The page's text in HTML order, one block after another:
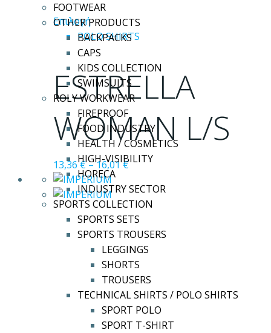
FOOTWEAR
OTHER PRODUCTS
BACKPACKS
CAPS
KIDS COLLECTION
SWIMSUITS
ROLY WORKWEAR
FIREPROOF
FOOD INDUSTRY
HEALTH / COSMETICS
HIGH-VISIBILITY
HORECA
INDUSTRY SECTOR
SPORTS COLLECTION
SPORTS SETS
SPORTS TROUSERS
LEGGINGS
SHORTS
TROUSERS
TECHNICAL SHIRTS / POLO SHIRTS
SPORT POLO
SPORT T-SHIRT
ΕπιλογήΑυτό
το
προϊόν
έχει
πολλαπλές
παραλλαγές.
Οι
επιλογές
μπορούν
να
επιλεγούν
στη
σελίδα
του
προϊόντος
POLO SHIRTS
ESTRELLA
WOMAN L/S
13,36€–16,01€